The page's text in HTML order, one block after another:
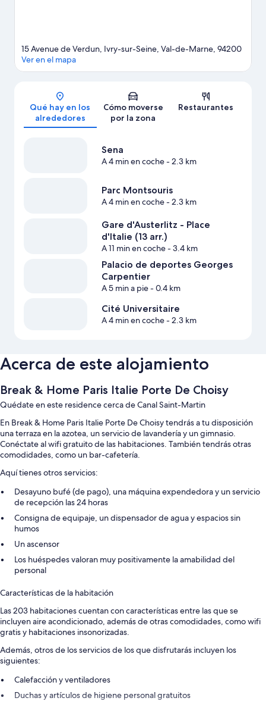
Mapa
15 Avenue de Verdun, Ivry-sur-Seine, Val-de-Marne, 94200
Ver en el mapa
Qué hay en los
alrededores
Cómo moverse
por la zona
Restaurantes
Sena
A 4 min en coche- 2.3 km
Parc Montsouris
A 4 min en coche- 2.3 km
Gare d'Austerlitz - Place
d'Italie (13 arr.)
A 11 min en coche- 3.4 km
Palacio de deportes Georges
Carpentier
A 5 min a pie- 0.4 km
Cité Universitaire
A 4 min en coche- 2.3 km
Acerca de este alojamiento
Break & Home Paris Italie Porte De Choisy
Quédate en este residence cerca de Canal Saint-Martin
En Break & Home Paris Italie Porte De Choisy tendrás a tu disposición
una terraza en la azotea, un servicio de lavandería y un gimnasio.
Conéctate al wifi gratuito de las habitaciones. También tendrás otras
comodidades, como un bar-cafetería.
Aquí tienes otros servicios:
Desayuno bufé (de pago), una máquina expendedora y un servicio
de recepción las 24 horas
Consigna de equipaje, un dispensador de agua y espacios sin
humos
Un ascensor
Los huéspedes valoran muy positivamente la amabilidad del
personal
Características de la habitación
Las 203 habitaciones cuentan con características entre las que se
incluyen aire acondicionado, además de otras comodidades, como wifi
gratis y habitaciones insonorizadas.
Además, otros de los servicios de los que disfrutarás incluyen los
siguientes:
Calefacción y ventiladores
Duchas y artículos de higiene personal gratuitos